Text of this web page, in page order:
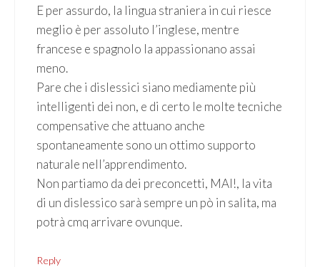
E per assurdo, la lingua straniera in cui riesce
meglio è per assoluto l’inglese, mentre
francese e spagnolo la appassionano assai
meno.
Pare che i dislessici siano mediamente più
intelligenti dei non, e di certo le molte tecniche
compensative che attuano anche
spontaneamente sono un ottimo supporto
naturale nell’apprendimento.
Non partiamo da dei preconcetti, MAI!, la vita
di un dislessico sarà sempre un pò in salita, ma
potrà cmq arrivare ovunque.
Reply